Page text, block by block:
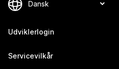
Udviklerlogin
Servicevilkår